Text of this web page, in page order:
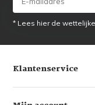
* Lees hier de
Klantenservice